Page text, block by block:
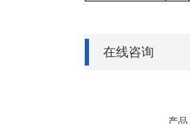
在线咨询
产品